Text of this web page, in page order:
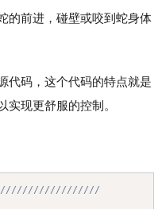
的前进，碰壁或咬到蛇身体
代码，这个代码的特点就是
现更舒服的控制。